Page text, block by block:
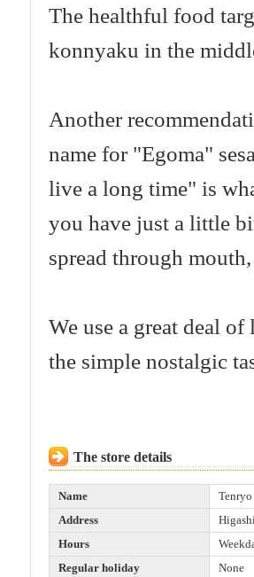
The healthful food
konnyaku in the
Another
name for "Egoma"
live a long time" is
you have just a little
spread through
We use a great deal
the simple nostalgic
The store details
Name
Address
Hours
Regular holiday
None